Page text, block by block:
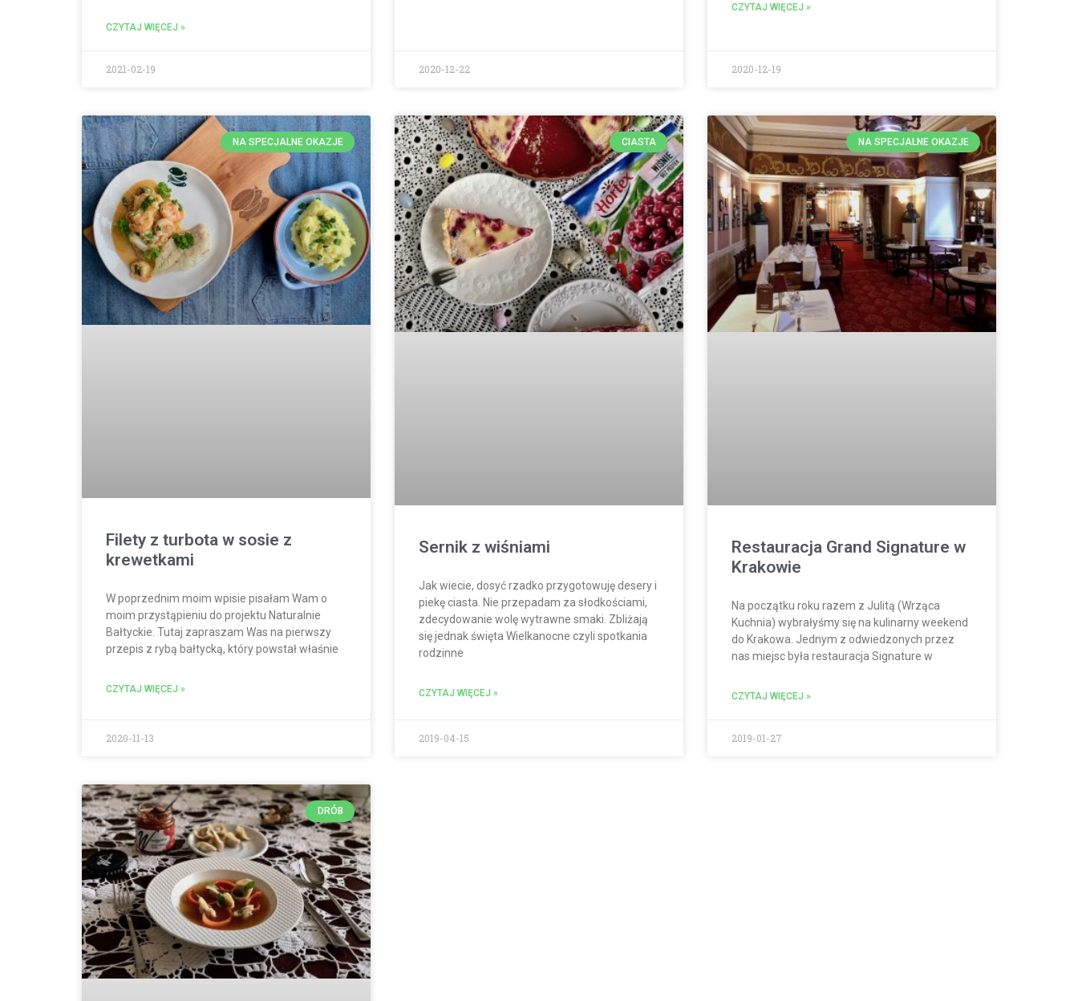
CZYTAJ WIĘCEJ »
2021-02-19 2020-12-22
CZYTAJ WIĘCEJ »
2020-12-19
NA SPECJALNE OKAZJE
Filety z turbota w sosie z
krewetkami
W poprzednim moim wpisie pisałam Wam o
moim przystąpieniu do projektu Naturalnie
Bałtyckie. Tutaj zapraszam Was na pierwszy
przepis z rybą bałtycką, który powstał właśnie
CZYTAJ WIĘCEJ »
2020-11-13
CIASTA
Sernik z wiśniami
Jak wiecie, dosyć rzadko przygotowuję desery i
piekę ciasta. Nie przepadam za słodkościami,
zdecydowanie wolę wytrawne smaki. Zbliżają
się jednak święta Wielkanocne czyli spotkania
rodzinne
CZYTAJ WIĘCEJ »
2019-04-15
NA SPECJALNE OKAZJE
Restauracja Grand Signature w
Krakowie
Na początku roku razem z Julitą (Wrząca
Kuchnia) wybrałyśmy się na kulinarny weekend
do Krakowa. Jednym z odwiedzonych przez
nas miejsc była restauracja Signature w
CZYTAJ WIĘCEJ »
2019-01-27
DRÓB